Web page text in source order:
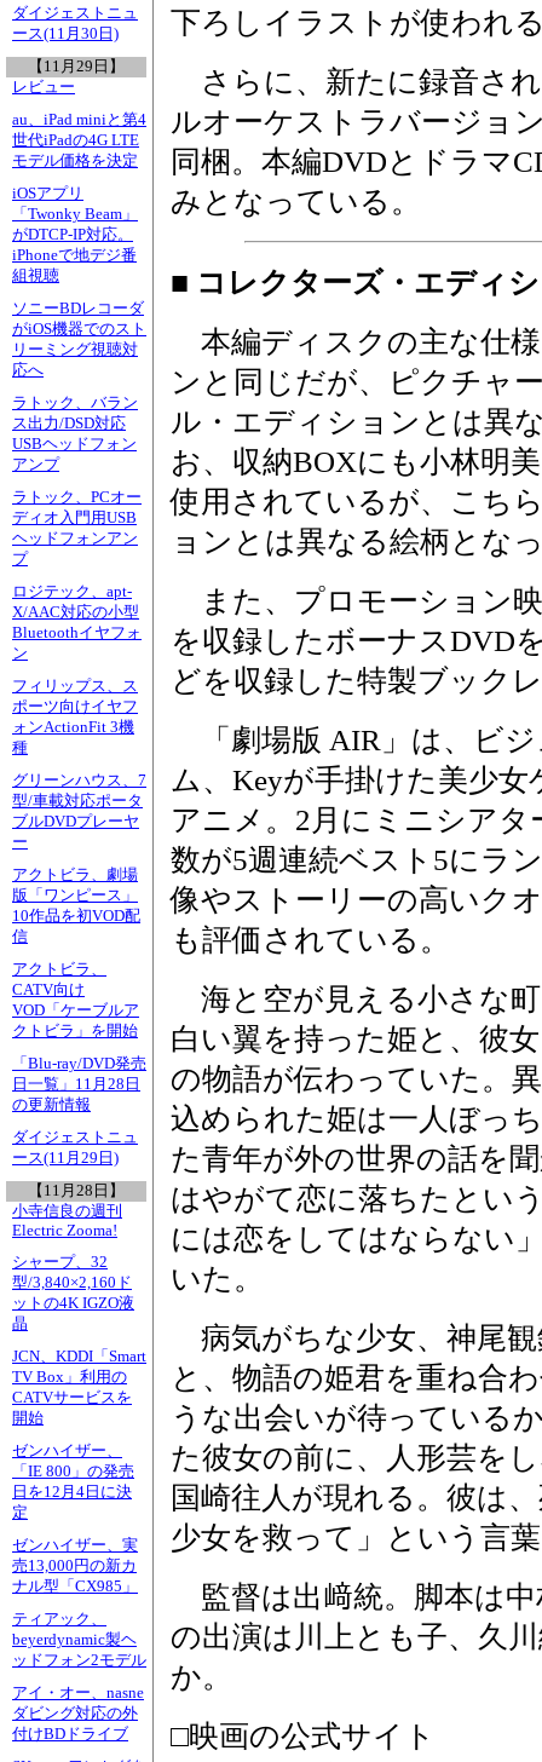
ダイジェストニュ
ース(11月30日)
【11月29日】
レビュー
au、iPad miniと第4
世代iPadの4G LTE
モデル価格を決定
iOSアプリ
「Twonky Beam」
がDTCP-IP対応。
iPhoneで地デジ番
組視聴
ソニーBDレコーダ
がiOS機器でのスト
リーミング視聴対
応へ
ラトック、バラン
ス出力/DSD対応
USBヘッドフォン
アンプ
ラトック、PCオー
ディオ入門用USB
ヘッドフォンアン
プ
ロジテック、apt-
X/AAC対応の小型
Bluetoothイヤフォ
ン
フィリップス、ス
ポーツ向けイヤフ
ォンActionFit 3機
種
グリーンハウス、7
型/車載対応ポータ
ブルDVDプレーヤ
ー
アクトビラ、劇場
版「ワンピース」
10作品を初VOD配
信
アクトビラ、
CATV向け
VOD「ケーブルア
クトビラ」を開始
「Blu-ray/DVD発売
日一覧」11月28日
の更新情報
ダイジェストニュ
ース(11月29日)
【11月28日】
小寺信良の週刊
Electric Zooma!
シャープ、32
型/3,840×2,160ド
ットの4K IGZO液
晶
JCN、KDDI「Smart
TV Box」利用の
CATVサービスを
開始
ゼンハイザー、
「IE 800」の発売
日を12月4日に決
定
ゼンハイザー、実
売13,000円の新カ
ナル型「CX985」
ティアック、
beyerdynamic製ヘ
ッドフォン2モデル
アイ・オー、nasne
ダビング対応の外
付けBDドライブ
下ろしイラストが使われ
さらに、新たに録音さ
ルオーケストラバージョ
同梱。本編DVDとドラマ
みとなっている。
■ コレクターズ・エディ
本編ディスクの主な仕
ンと同じだが、ピクチャ
ル・エディションとは異
お、収納BOXにも小林明
使用されているが、こち
ョンとは異なる絵柄とな
また、プロモーション
を収録したボーナスDVD
どを収録した特製ブック
「劇場版 AIR」は、ビ
ム、Keyが手掛けた美少
アニメ。2月にミニシア
数が5週連続ベスト5にラ
像やストーリーの高いク
も評価されている。
海と空が見える小さな
白い翼を持った姫と、彼
の物語が伝わっていた。
込められた姫は一人ぼっ
た青年が外の世界の話を
はやがて恋に落ちたとい
には恋をしてはならない
いた。
病気がちな少女、神尾
と、物語の姫君を重ね合
うな出会いが待っている
た彼女の前に、人形芸を
国崎往人が現れる。彼は
少女を救って」という言
監督は出﨑統。脚本は中
の出演は川上とも子、久
か。
□映画の公式サイト